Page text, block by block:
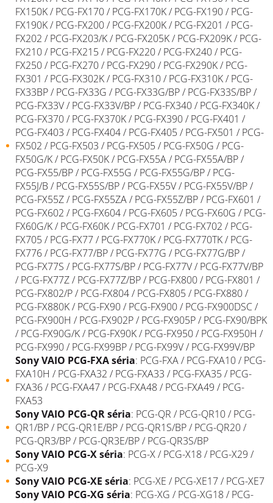
FX150K / PCG-FX170 / PCG-FX170K / PCG-FX190 / PCG-
FX190K / PCG-FX200 / PCG-FX200K / PCG-FX201 / PCG-
FX202 / PCG-FX203/K / PCG-FX205K / PCG-FX209K / PCG-
FX210 / PCG-FX215 / PCG-FX220 / PCG-FX240 / PCG-
FX250 / PCG-FX270 / PCG-FX290 / PCG-FX290K / PCG-
FX301 / PCG-FX302K / PCG-FX310 / PCG-FX310K / PCG-
FX33BP / PCG-FX33G / PCG-FX33G/BP / PCG-FX33S/BP /
PCG-FX33V / PCG-FX33V/BP / PCG-FX340 / PCG-FX340K /
PCG-FX370 / PCG-FX370K / PCG-FX390 / PCG-FX401 /
PCG-FX403 / PCG-FX404 / PCG-FX405 / PCG-FX501 / PCG-
FX502 / PCG-FX503 / PCG-FX505 / PCG-FX50G / PCG-
FX50G/K / PCG-FX50K / PCG-FX55A / PCG-FX55A/BP /
PCG-FX55/BP / PCG-FX55G / PCG-FX55G/BP / PCG-
FX55J/B / PCG-FX55S/BP / PCG-FX55V / PCG-FX55V/BP /
PCG-FX55Z / PCG-FX55ZA / PCG-FX55Z/BP / PCG-FX601 /
PCG-FX602 / PCG-FX604 / PCG-FX605 / PCG-FX60G / PCG-
FX60G/K / PCG-FX60K / PCG-FX701 / PCG-FX702 / PCG-
FX705 / PCG-FX77 / PCG-FX770K / PCG-FX770TK / PCG-
FX776 / PCG-FX77/BP / PCG-FX77G / PCG-FX77G/BP /
PCG-FX77S / PCG-FX77S/BP / PCG-FX77V / PCG-FX77V/BP
/ PCG-FX77Z / PCG-FX77Z/BP / PCG-FX800 / PCG-FX801 /
PCG-FX802/P / PCG-FX804 / PCG-FX805 / PCG-FX880 /
PCG-FX880K / PCG-FX90 / PCG-FX900 / PCG-FX900DSC /
PCG-FX900H / PCG-FX902P / PCG-FX905P / PCG-FX90/BPK
/ PCG-FX90G/K / PCG-FX90K / PCG-FX950 / PCG-FX950H /
PCG-FX990 / PCG-FX99BP / PCG-FX99V / PCG-FX99V/BP
SonyVAIO PCG-FXAséria: PCG-FXA/ PCG-FXA10 / PCG-
FXA10H / PCG-FXA32 / PCG-FXA33 / PCG-FXA35 / PCG-
FXA36 / PCG-FXA47 / PCG-FXA48 / PCG-FXA49 / PCG-
FXA53
SonyVAIO PCG-QRséria: PCG-QR / PCG-QR10 / PCG-
QR1/BP / PCG-QR1E/BP / PCG-QR1S/BP / PCG-QR20 /
PCG-QR3/BP / PCG-QR3E/BP / PCG-QR3S/BP
SonyVAIO PCG-Xséria: PCG-X/ PCG-X18 / PCG-X29 /
PCG-X9
SonyVAIO PCG-XE séria: PCG-XE / PCG-XE17 / PCG-XE7
SonyVAIO PCG-XG séria: PCG-XG / PCG-XG18 / PCG-